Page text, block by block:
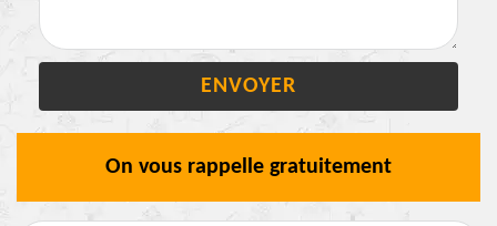
On vous rappelle gratuitement